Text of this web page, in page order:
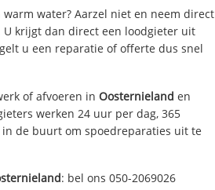
water? Aarzel niet en neem direct
U krijgt dan direct een loodgieter uit
u een reparatie of offerte dus snel
of afvoeren in Oosternieland en
werken 24 uur per dag, 365
de buurt om spoedreparaties uit te
: bel ons 050-2069026